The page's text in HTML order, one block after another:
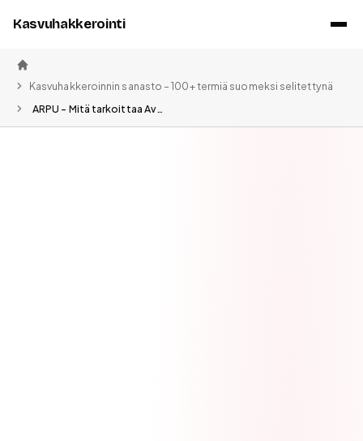
Kasvuhakkerointi
Etusivu
Kasvuhakkeroinnin sanasto – 100+ termiä suomeksi selitettynä
ARPU – Mitä tarkoittaa Average Revenue Per User ja miten lasketaan